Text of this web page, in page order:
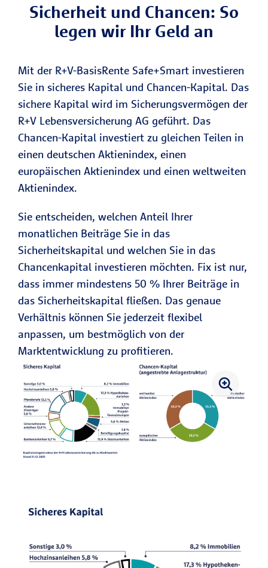
Sicherheit und Chancen: So
legen wir Ihr Geld an
Mit der R+V-BasisRente Safe+Smart investieren
Sie in sicheres Kapital und Chancen-Kapital. Das
sichere Kapital wird im Sicherungsvermögen der
R+V Lebensversicherung AG geführt. Das
Chancen-Kapital investiert zu gleichen Teilen in
einen deutschen Aktienindex, einen
europäischen Aktienindex und einen weltweiten
Aktienindex.
Sie entscheiden, welchen Anteil Ihrer
monatlichen Beiträge Sie in das
Sicherheitskapital und welchen Sie in das
Chancenkapital investieren möchten. Fix ist nur,
dass immer mindestens 50 % Ihrer Beiträge in
das Sicherheitskapital fließen. Das genaue
Verhältnis können Sie jederzeit flexibel
anpassen, um bestmöglich von der
Marktentwicklung zu profitieren.